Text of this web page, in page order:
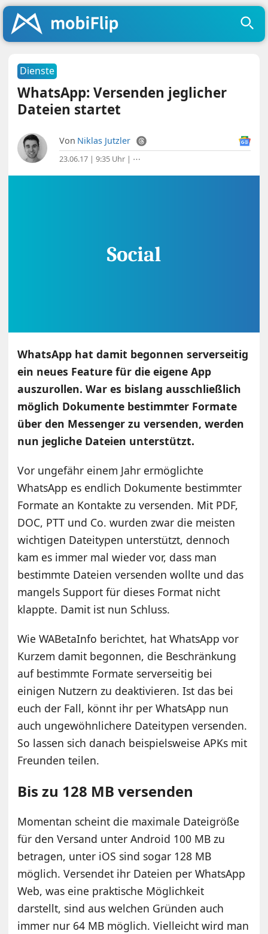
Dienste
WhatsApp: Versenden jeglicher
Dateien startet
Von Niklas Jutzler
23.06.17 | 9:35 Uhr | ⋯
WhatsApp hat damit begonnen serverseitig
ein neues Feature für die eigene App
auszurollen. War es bislang ausschließlich
möglich Dokumente bestimmter Formate
über den Messenger zu versenden, werden
nun jegliche Dateien unterstützt.
Vor ungefähr einem Jahr ermöglichte
WhatsApp es endlich Dokumente bestimmter
Formate an Kontakte zu versenden. Mit PDF,
DOC, PTT und Co. wurden zwar die meisten
wichtigen Dateitypen unterstützt, dennoch
kam es immer mal wieder vor, dass man
bestimmte Dateien versenden wollte und das
mangels Support für dieses Format nicht
klappte. Damit ist nun Schluss.
Wie WABetaInfo berichtet, hat WhatsApp vor
Kurzem damit begonnen, die Beschränkung
auf bestimmte Formate serverseitig bei
einigen Nutzern zu deaktivieren. Ist das bei
euch der Fall, könnt ihr per WhatsApp nun
auch ungewöhnlichere Dateitypen versenden.
So lassen sich danach beispielsweise APKs mit
Freunden teilen.
Bis zu 128 MB versenden
Momentan scheint die maximale Dateigröße
für den Versand unter Android 100 MB zu
betragen, unter iOS sind sogar 128 MB
möglich. Versendet ihr Dateien per WhatsApp
Web, was eine praktische Möglichkeit
darstellt, sind aus welchen Gründen auch
immer nur 64 MB möglich. Vielleicht wird man